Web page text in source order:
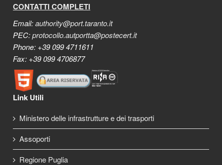
CONTATTI COMPLETI
Email:authority@port.taranto.it
PEC:protocollo.autportta@postecert.it
Phone: +39 099 4711611
Fax: +39 099 4706877
Link Utili
Ministero delle infrastrutture e dei trasporti
Assoporti
Regione Puglia